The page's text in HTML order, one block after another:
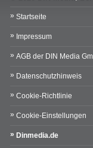
Startseite
Impressum
AGB der DIN Media
Datenschutzhinweis
Cookie-Richtlinie
Cookie-Einstellungen
Dinmedia.de